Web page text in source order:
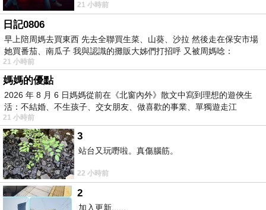
中，以沈靜的藍色空間為背景，描繪了
21 小時前
日記0806
早上陪周媽去買東西 先去全聯買生菜、山葵、沙拉 然後走在保安市場
她買番茄、南瓜子 我與認識的攤販大姊們打招呼 又被周媽唸：
21 小時前
媽媽的優點
2026 年 8 月 6 日媽媽從前在《北窗內外》散文中寫到理想的遊俠生
活：不結婚、不生孩子、交女朋友、做喜歡的事業、單獨遊走江
湖⋯⋯，
21 小時前
3
站台又玩嘢啦。真傷腦筋。
22 小時前
2
加入更新......